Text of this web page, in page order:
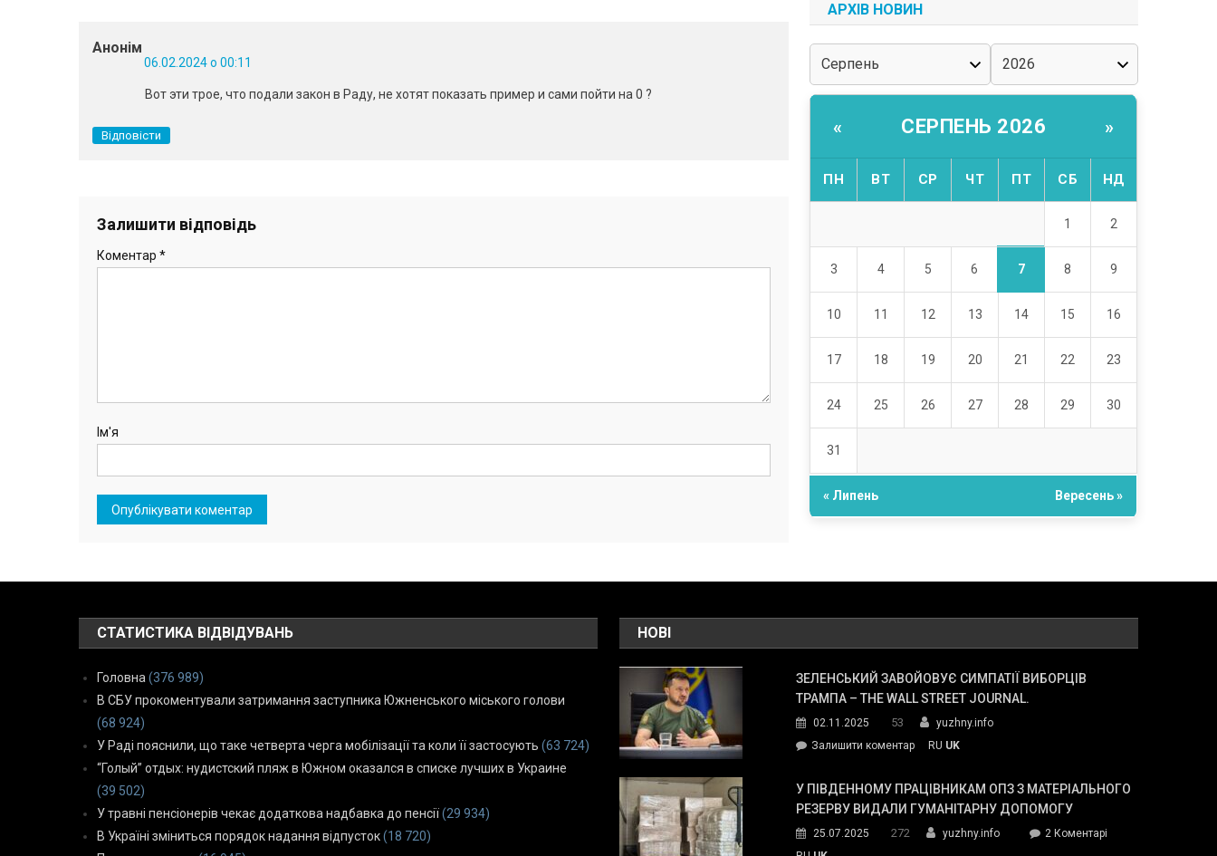
Анонім
06.02.2024 о 00:11
Вот эти трое, что подали закон в Раду, не хотят показать пример и сами пойти на 0 ?
Відповісти
Залишити відповідь
Коментар *
Ім'я
АРХІВ НОВИН
« СЕРПЕНЬ 2026 »
ПН ВТ СР ЧТ ПТ СБ НД
1 2
3 4 5 6 7 8 9
10 11 12 13 14 15 16
17 18 19 20 21 22 23
24 25 26 27 28 29 30
31
« Липень Вересень »
СТАТИСТИКА ВІДВІДУВАНЬ
Головна (376 989)
В СБУ прокоментували затримання заступника Южненського міського голови
(68 924)
У Раді пояснили, що таке четверта черга мобілізації та коли її застосують (63 724)
“Голый” отдых: нудистский пляж в Южном оказался в списке лучших в Украине
(39 502)
У травні пенсіонерів чекає додаткова надбавка до пенсії (29 934)
В Україні зміниться порядок надання відпусток (18 720)
НОВІ
ЗЕЛЕНСЬКИЙ ЗАВОЙОВУЄ СИМПАТІЇ ВИБОРЦІВ
ТРАМПА – THE WALL STREET JOURNAL.
02.11.2025 53
yuzhny.info
Залишити коментарon
завойовує
симпатії
Трампа
RU UK
У ПІВДЕННОМУ ПРАЦІВНИКАМ ОПЗ З МАТЕРІАЛЬНОГО
РЕЗЕРВУ ВИДАЛИ ГУМАНІТАРНУ ДОПОМОГУ
25.07.2025 272 yuzhny.info 2 Коментарідо